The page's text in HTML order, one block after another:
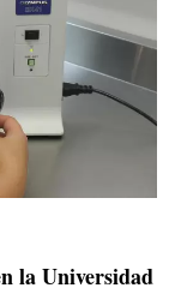
la Universidad